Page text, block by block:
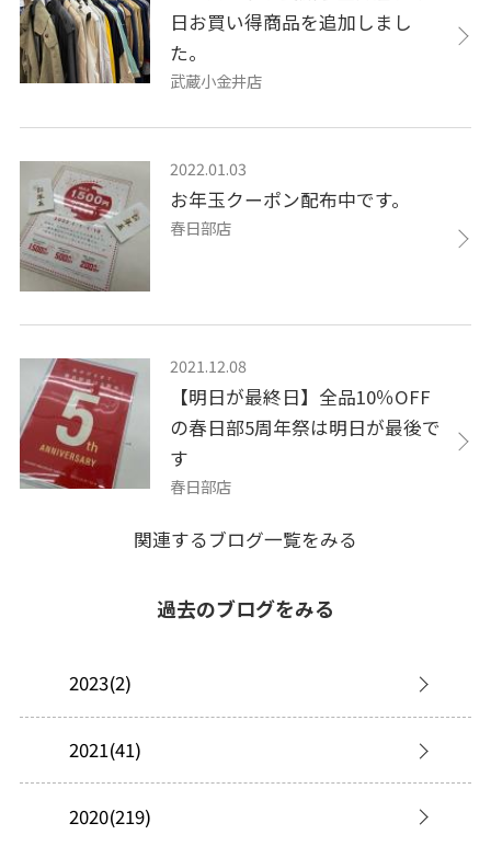
日お買い得商品を追加しまし
た。
武蔵小金井店
2022.01.03
お年玉クーポン配布中です。
春日部店
2021.12.08
【明日が最終日】全品10％OFF
の春日部5周年祭は明日が最後で
す
春日部店
関連するブログ一覧をみる
過去のブログをみる
2023(2)
2021(41)
2020(219)